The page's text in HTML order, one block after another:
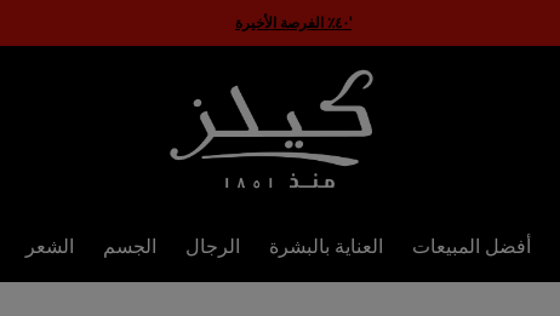
'٤٠٪ الفرصة الأخيرة
أفضل المبيعات العناية بالبشرة الرجال الجسم الشعر